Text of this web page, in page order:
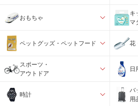
おもちゃ
キ
マ
ペットグッズ・ペットフード 花
スポーツ・
アウトドア
日
時計
バ
用